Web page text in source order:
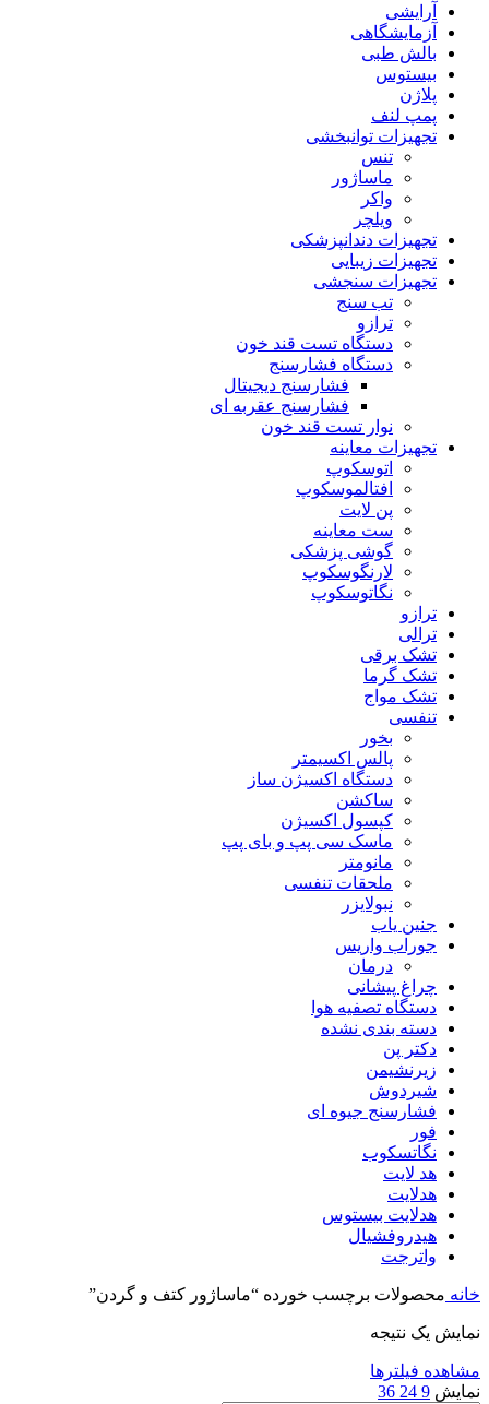
آرایشی
آزمایشگاهی
بالش طبی
بیستوس
پلاژن
پمپ لنف
تجهیزات توانبخشی
تنس
ماساژور
واکر
ویلچر
تجهیزات دندانپزشکی
تجهیزات زیبایی
تجهیزات سنجشی
تب سنج
ترازو
دستگاه تست قند خون
دستگاه فشارسنج
فشارسنج دیجیتال
فشارسنج عقربه ای
نوار تست قند خون
تجهیزات معاینه
اتوسکوپ
افتالموسکوپ
پن لایت
ست معاینه
گوشی پزشکی
لارنگوسکوپ
نگاتوسکوپ
ترازو
ترالی
تشک برقی
تشک گرما
تشک مواج
تنفسی
بخور
پالس اکسیمتر
دستگاه اکسیژن ساز
ساکشن
کپسول اکسیژن
ماسک سی پپ و بای پپ
مانومتر
ملحقات تنفسی
نبولایزر
جنین یاب
جوراب واریس
درمان
چراغ پیشانی
دستگاه تصفیه هوا
دسته بندی نشده
دکتر پن
زیرنشیمن
شیردوش
فشارسنج جیوه ای
فور
نگاتسکوب
هد لایت
هدلایت
هدلایت بیستوس
هیدروفشیال
واترجت
خانه محصولات برچسب خورده “ماساژور کتف و گردن”
نمایش یک نتیجه
مشاهده فیلترها
نمایش 9
24
36